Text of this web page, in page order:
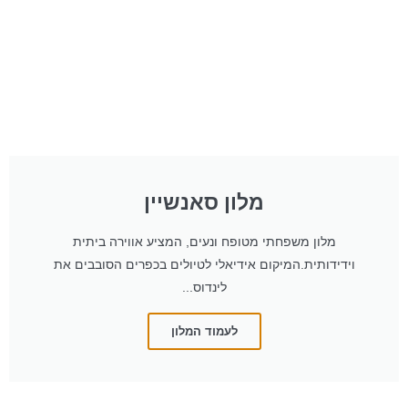
מלון סאנשיין
מלון משפחתי מטופח ונעים, המציע אווירה ביתית
וידידותית.המיקום אידיאלי לטיולים בכפרים הסובבים את
לינדוס...
לעמוד המלון